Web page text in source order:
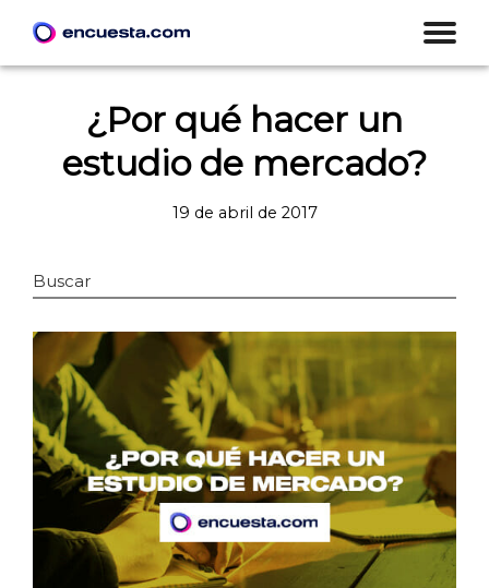
¿Por qué hacer un
estudio de mercado?
19 de abril de 2017
Buscar